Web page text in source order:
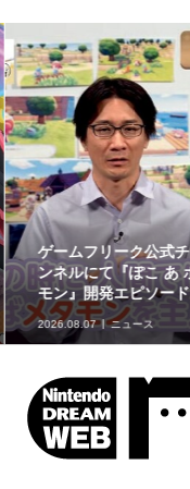
ゲームフリーク公式チ
ンネルにて『ぽこ あ
モン』開発エピソード
2026.08.07 ニュース